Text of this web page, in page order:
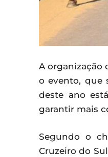
A organização
o evento, que
deste ano
garantir mais
Segundo o
Cruzeiro do